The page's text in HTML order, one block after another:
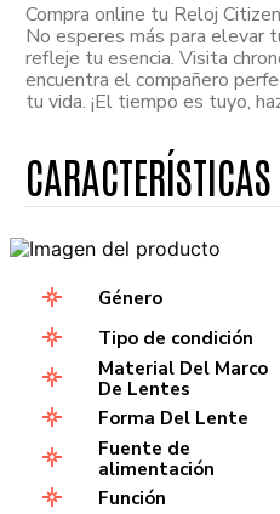
Compra online tu Reloj
No esperes más para elevar
refleje tu esencia. Visita
encuentra el compañero
tu vida. ¡El tiempo es tuyo,
Género
Tipo de condición
Material Del Marco
De Lentes
Forma Del Lente
Fuente de
alimentación
Función